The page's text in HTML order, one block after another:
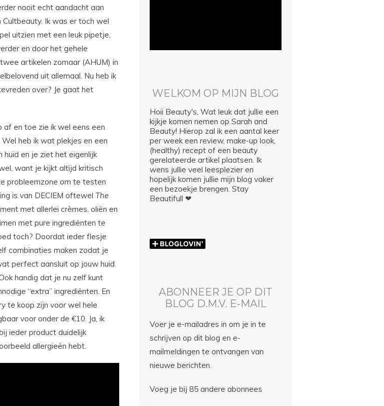
nooit echt aandacht aan
Ik was er toch wel
uitzien met een leuk pipetje,
en door het gehele
artikelen zomaar (AHUM) in
uit allemaal. Nu heb ik
over? Je gaat het
af en toe zie ik wel eens een
heb ik wat plekjes en een
huid en je ziet het eigenlijk
want je kijkt altijd kritisch
probleemzone om te testen
is van DECIEM oftewel The
met allerlei crèmes, oliën en
met pure ingrediënten te
toch? Doordat ieder flesje
combinaties maken zodat je
perfect aansluit op jouw huid.
handig dat je nu zelf kunt
“extra” ingrediënten. En
te koop zijn voor wel hele
voor onder de €10. Ja, ik
ieder product duidelijk
allergieën hebt.
WELKOM OP MIJN BLOG
Hoii Beauty's, Wat leuk dat jullie een
kijkje komen nemen op Sarah and
Beauty! Hierop zal ik een aantal keer
per week een review, make-up look,
(healthy) recept of een beauty
gerelateerde artikel plaatsen. Ik
wens jullie veel leesplezier en
hopelijk komen jullie mijn blog vaker
een bezoekje brengen. Stay
Beautifull ❤
ABONNEER JE OP DIT
BLOG D.M.V. E-MAIL
Voer je e-mailadres in om je in te
schrijven op dit blog en e-
mailmeldingen te ontvangen van
nieuwe berichten.
Voeg je bij 85 andere abonnees